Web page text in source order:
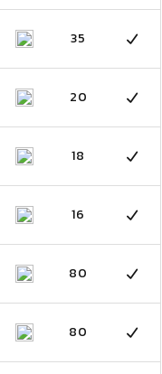
35
20
18
16
80
80